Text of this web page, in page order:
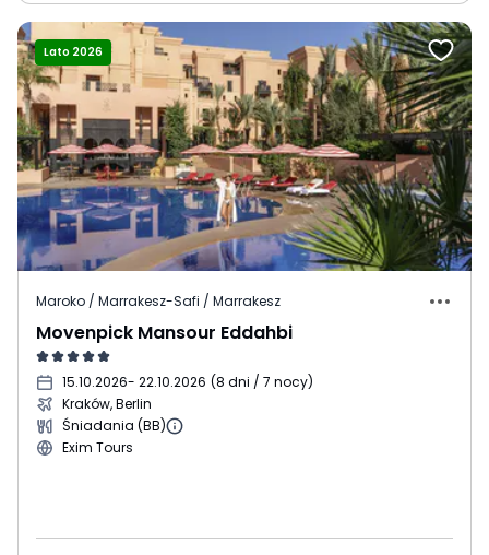
Lato 2026
Maroko / Marrakesz-Safi / Marrakesz
Movenpick Mansour Eddahbi
15.10.2026- 22.10.2026 (8 dni / 7 nocy)
Kraków, Berlin
Śniadania (BB)
Exim Tours